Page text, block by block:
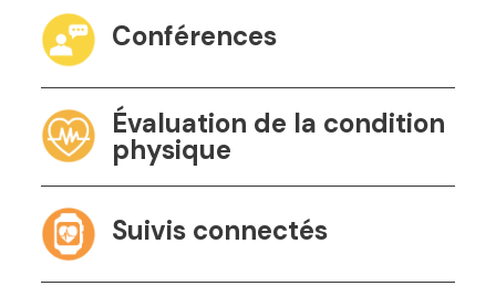
Conférences
Évaluation de la condition
physique
Suivis connectés